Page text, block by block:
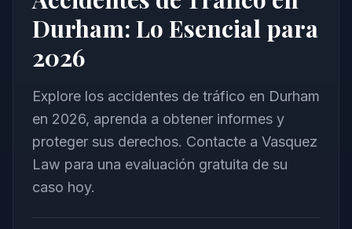
Durham: Lo Esencial para
2026
Explore los accidentes de tráfico en Durham
en 2026, aprenda a obtener informes y
proteger sus derechos. Contacte a Vasquez
Law para una evaluación gratuita de su
caso hoy.